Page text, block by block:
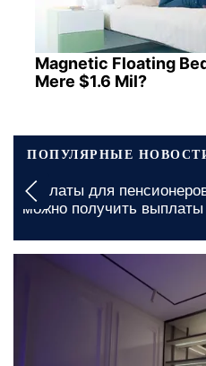
Magnetic Floating
Mere $1.6 Mil?
ПОПУЛЯРНЫЕ
Доплаты для
можно получить выплаты